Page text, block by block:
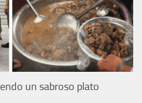
un sabroso plato